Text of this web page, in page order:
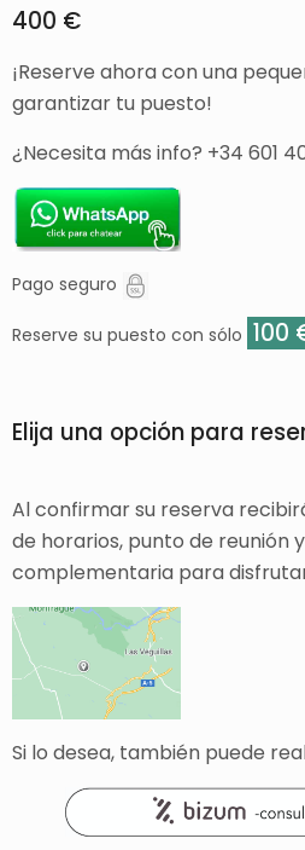
400 €
¡Reserve ahora con una
garantizar tu puesto!
¿Necesita más info? +34 601
Pago seguro
Reserve su puesto con sólo 100
Elija una opción para
Al confirmar su reserva
de horarios, punto de reunión
complementaria para
Si lo desea, también puede